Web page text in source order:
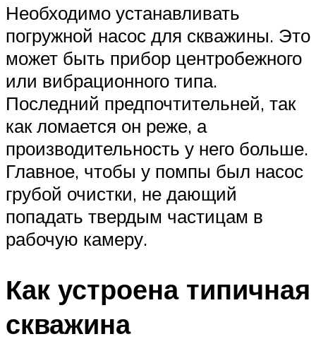
Необходимо устанавливать
погружной насос для скважины. Это
может быть прибор центробежного
или вибрационного типа.
Последний предпочтительней, так
как ломается он реже, а
производительность у него больше.
Главное, чтобы у помпы был насос
грубой очистки, не дающий
попадать твердым частицам в
рабочую камеру.
Как устроена типичная
скважина